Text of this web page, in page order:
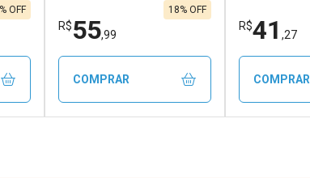
OFF
R$55,99
18% OFF
COMPRAR
R$41 ,27
COMPRAR